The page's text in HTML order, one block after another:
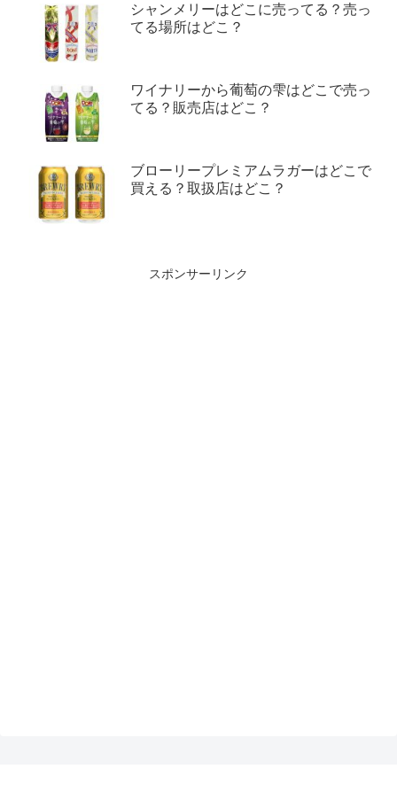
シャンメリーはどこに売ってる？売っ
てる場所はどこ？
ワイナリーから葡萄の雫はどこで売っ
てる？販売店はどこ？
ブローリープレミアムラガーはどこで
買える？取扱店はどこ？
スポンサーリンク